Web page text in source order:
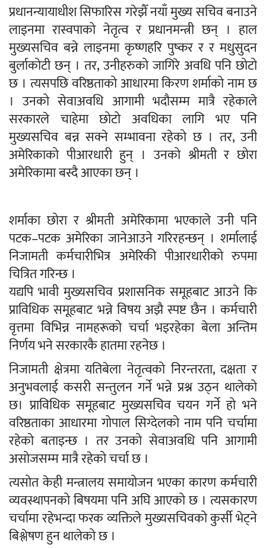
प्रधानन्यायाधीश सिफारिस गरेझैँ नयाँ मुख्य सचिव बनाउने
लाइनमा रास्वपाको नेतृत्व र प्रधानमन्त्री छन् । हाल
मुख्यसचिव बन्ने लाइनमा कृष्णहरि पुष्कर र र मधुसुदन
बुर्लाकोटी छन् । तर, उनीहरुको जागिरे अवधि पनि छोटो
छ । त्यसपछि वरिष्ठताको आधारमा किरण शर्माको नाम छ
। उनको सेवाअवधि आगामी भदौसम्म मात्रै रहेकाले
सरकारले चाहेमा छोटो अवधिका लागि भए पनि
मुख्यसचिव बन्न सक्ने सम्भावना रहेको छ । तर, उनी
अमेरिकाको पीआरधारी हुन् । उनको श्रीमती र छोरा
अमेरिकामा बस्दै आएका छन् ।
शर्माका छोरा र श्रीमती अमेरिकामा भएकाले उनी पनि
पटक–पटक अमेरिका जानेआउने गरिरहन्छन् । शर्मालाई
निजामती कर्मचारीभित्र अमेरिकी पीआरधारीको रुपमा
चित्रित गरिन्छ ।
यद्यपि भावी मुख्यसचिव प्रशासनिक समूहबाट आउने कि
प्राविधिक समूहबाट भन्ने विषय अझै स्पष्ट छैन । कर्मचारी
वृत्तमा विभिन्न नामहरूको चर्चा भइरहेका बेला अन्तिम
निर्णय भने सरकारकै हातमा रहनेछ ।
निजामती क्षेत्रमा यतिबेला नेतृत्वको निरन्तरता, दक्षता र
अनुभवलाई कसरी सन्तुलन गर्ने भन्ने प्रश्न उठ्न थालेको
छ। प्राविधिक समूहबाट मुख्यसचिव चयन गर्ने हो भने
वरिष्ठताका आधारमा गोपाल सिग्देलको नाम पनि चर्चामा
रहेको बताइन्छ । तर उनको सेवाअवधि पनि आगामी
असोजसम्म मात्रै रहेको चर्चा छ ।
त्यसोत केही मन्त्रालय समायोजन भएका कारण कर्मचारी
व्यवस्थापनको बिषयमा पनि अघि आएको छ । त्यसकारण
चर्चामा रहेभन्दा फरक व्यक्तिले मुख्यसचिवको कुर्सी भेट्ने
बिश्लेषण हुन थालेको छ ।